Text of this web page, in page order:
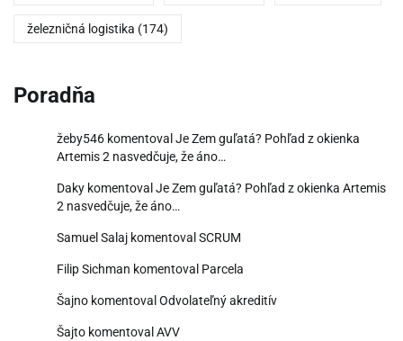
železničná logistika (174)
Poradňa
žeby546 komentoval Je Zem guľatá? Pohľad z okienka
Artemis 2 nasvedčuje, že áno…
Daky komentoval Je Zem guľatá? Pohľad z okienka Artemis
2 nasvedčuje, že áno…
Samuel Salaj komentoval SCRUM
Filip Sichman komentoval Parcela
Šajno komentoval Odvolateľný akreditív
Šajto komentoval AVV